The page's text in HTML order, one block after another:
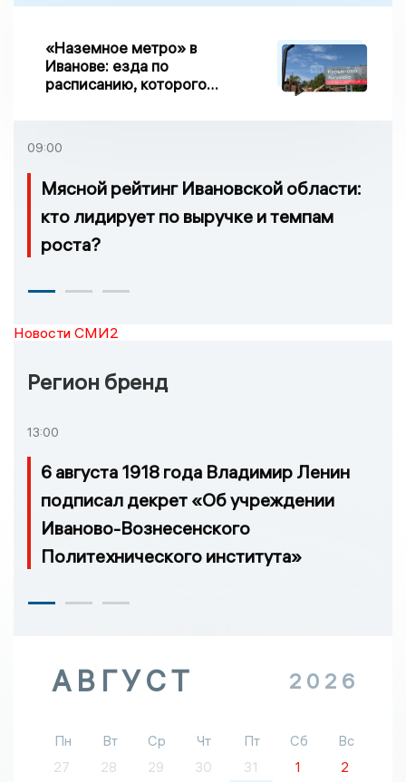
«Наземное метро» в
Иванове: езда по
расписанию, которого
09:00
Мясной рейтинг Ивановской области:
кто лидирует по выручке и темпам
роста?
Новости СМИ2
Регион бренд
13:00
6 августа 1918 года Владимир Ленин
подписал декрет «Об учреждении
Иваново-Вознесенского
Политехнического института»
АВГУСТ 2026
Пн Вт Ср Чт Пт Сб
Вс
27
28 29 30 31 1
2